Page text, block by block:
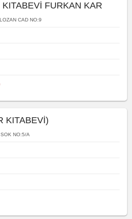
FURKAN KAR
CAD NO:9
KITABEVİ)
NO:5/A